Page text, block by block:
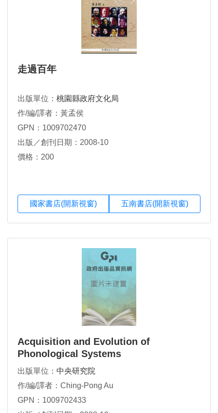
走過百年
出版單位： 桃園縣政府文化局
作/編/譯者：黃孟侯
GPN：1009702470
出版／創刊日期：2008-10
價格：200
國家書店(開新視窗) 五南書店(開新視窗)
Acquisition and Evolution of
Phonological Systems
出版單位： 中央研究院
作/編/譯者：Ching-Pong Au
GPN：1009702433